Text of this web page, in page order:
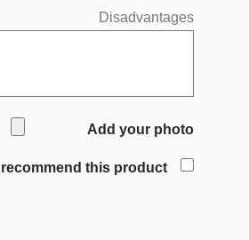
Disadvantages
Add your photo
I recommend this product